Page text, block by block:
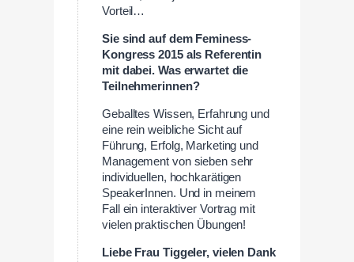
Vorteil…
Sie sind auf dem Feminess-
Kongress 2015 als Referentin
mit dabei. Was erwartet die
Teilnehmerinnen?
Geballtes Wissen, Erfahrung und
eine rein weibliche Sicht auf
Führung, Erfolg, Marketing und
Management von sieben sehr
individuellen, hochkarätigen
SpeakerInnen. Und in meinem
Fall ein interaktiver Vortrag mit
vielen praktischen Übungen!
Liebe Frau Tiggeler, vielen Dank